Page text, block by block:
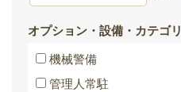
オプション・設備・カテゴリ
機械警備
管理人常駐